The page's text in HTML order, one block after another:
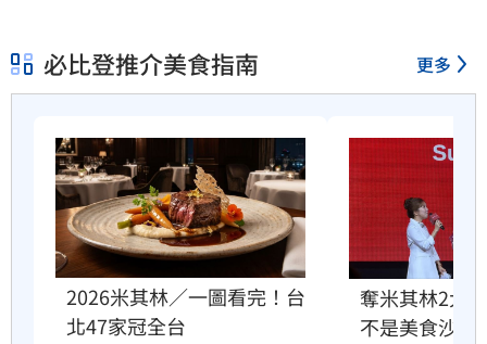
必比登推介美食指南 更多
2026米其林／一圖看完！台
北47家冠全台
奪米其林2大
不是美食沙漠